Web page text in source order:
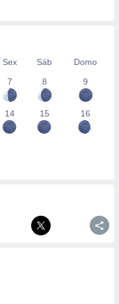
Sex Sáb
Domo
7 8 9
14 15 16